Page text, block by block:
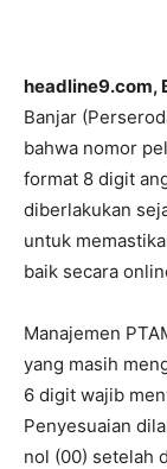
headline9.com,
Banjar
bahwa nomor
format 8 digit
diberlakukan
untuk
baik secara
Manajemen
yang masih
6 digit wajib
Penyesuaian
nol (00) setelah